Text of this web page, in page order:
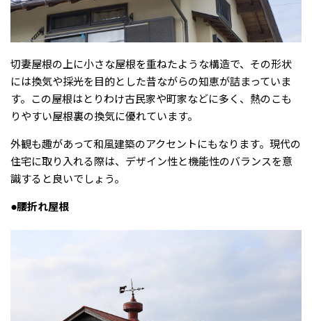
切妻屋根の上に小さな屋根を重ねたような構造で、その形状
には換気や採光を目的とした昔ながらの知恵が詰まっていま
す。この屋根はとりわけ古民家や町家などに多く、熱のこも
りやすい屋根裏の換気に優れています。
外観も趣があって和風建築のアクセントにもなります。現代の
住宅に取り入れる際は、デザイン性と機能性のバランスを意
識すると良いでしょう。
●腰折れ屋根